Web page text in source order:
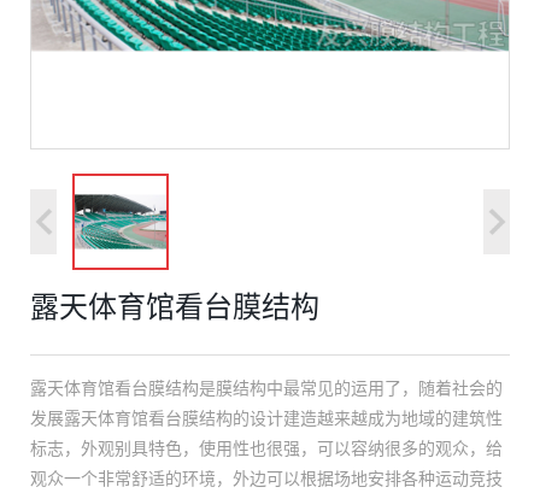
露天体育馆看台膜结构
露天体育馆看台膜结构是膜结构中最常见的运用了，随着社会的
发展露天体育馆看台膜结构的设计建造越来越成为地域的建筑性
标志，外观别具特色，使用性也很强，可以容纳很多的观众，给
观众一个非常舒适的环境，外边可以根据场地安排各种运动竞技